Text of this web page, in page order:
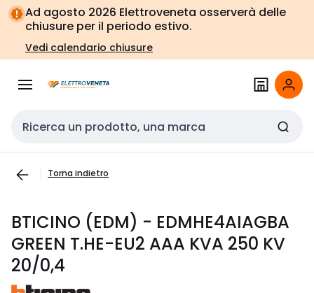
Vai alla
navigazione
Vai
alla
pagina
Ad agosto 2026 Elettroveneta osserverà delle
chiusure per il periodo estivo.
Vedi calendario chiusure
Cerca input
Torna indietro
BTICINO (EDM) - EDMHE4AIAGBA
GREEN T.HE-EU2 AAA KVA 250 KV
20/0,4